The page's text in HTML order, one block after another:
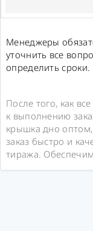
Менеджеры
уточнить все
определить сроки.
После того, как
к выполнению
крышка дно
заказ быстро и
тиража. Обеспечим